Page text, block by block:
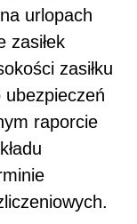
urlopach
zasiłek
zasiłku
ubezpieczeń
raporcie